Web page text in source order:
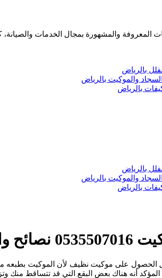
المعروفة والمشهورة بمجال الخدمات
بالرياض
والموكيت بالرياض
بالرياض
بالرياض
والموكيت بالرياض
بالرياض
اليكِ سيدتي
على موكيت نظيف لأن الموكيت بطبعه من
أنه هناك بعض البقع التي قد تتساقط منك